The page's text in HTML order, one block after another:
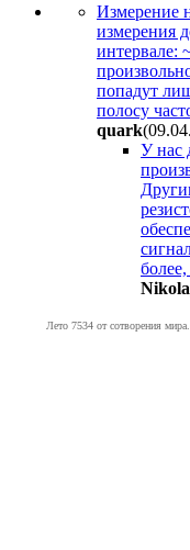
Измерение
измерения
интервале:
попадут
полосу
quark
У нас
Лето 7534 от сотворения